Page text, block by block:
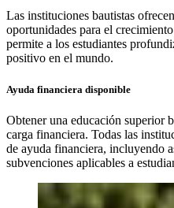
Las instituciones bautistas
oportunidades para el
permite a los estudiantes
positivo en el mundo.
Ayuda financiera disponible
Obtener una educación superior
carga financiera. Todas las
de ayuda financiera, incluyendo
subvenciones aplicables a